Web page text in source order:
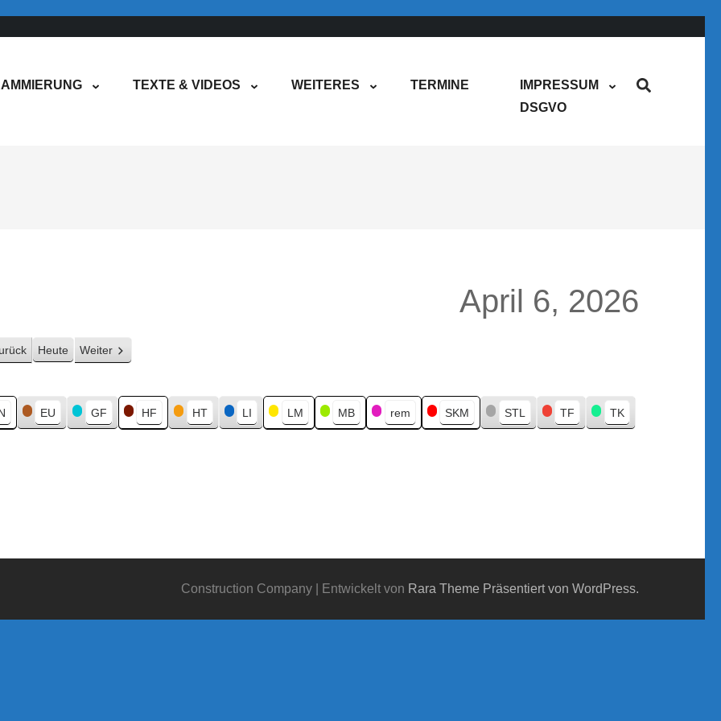
TEXTE & VIDEOS WEITERES TERMINE
IMPRESSUM
DSGVO
April 6, 2026
Heute Weiter
EU GF HF HT LI LM MB rem SKM STL TF TK
Construction Company | Entwickelt von Rara Theme Präsentiert von WordPress.